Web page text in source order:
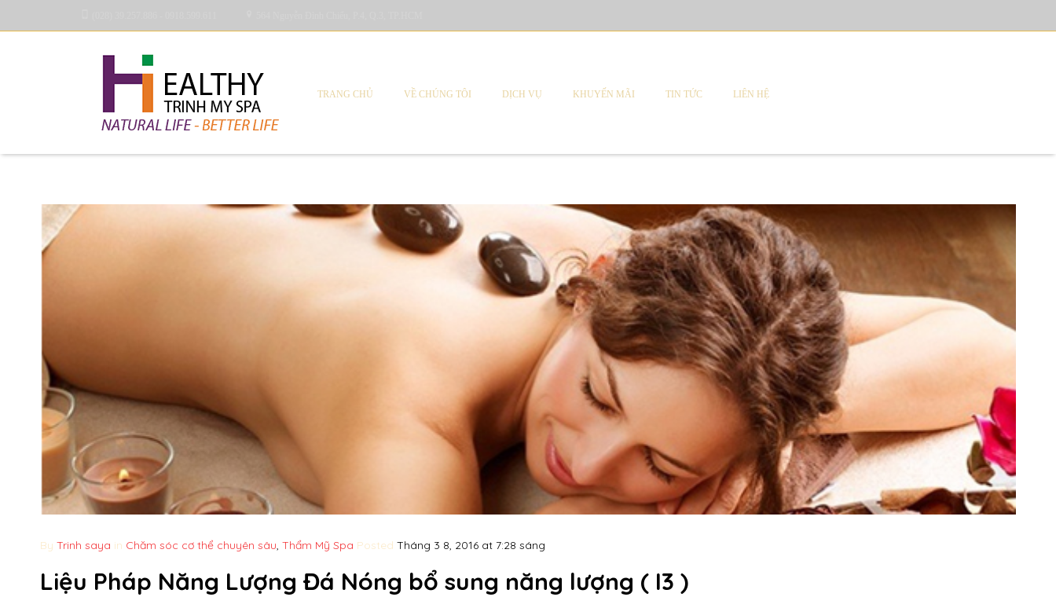
TRANG CHỦ VỀ CHÚNG TÔI DỊCH VỤ KHUYẾN MÃI TIN TỨC LIÊN HỆ
Blog Archives
By Trinh saya in Chăm sóc cơ thể chuyên sâu, Thẩm Mỹ Spa Posted Tháng 3 8, 2016 at 7:28 sáng
Liệu Pháp Năng Lượng Đá Nóng bổ sung năng lượng ( I3 )